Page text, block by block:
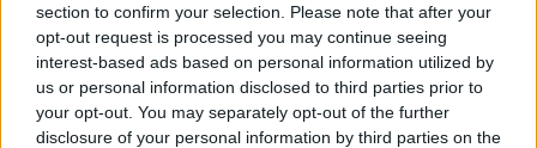
section to confirm your selection. Please note that after your
opt-out request is processed you may continue seeing
interest-based ads based on personal information utilized by
us or personal information disclosed to third parties prior to
your opt-out. You may separately opt-out of the further
disclosure of your personal information by third parties on the
There's debris on the Strip
after contact between
Hamilton and Albon! 😳💥